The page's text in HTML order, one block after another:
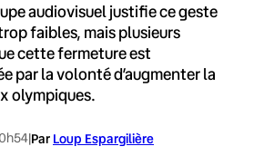
audiovisuel justifie ce geste
faibles, mais plusieurs
cette fermeture est
par la volonté d’augmenter la
olympiques.
|Par Loup Espargilière